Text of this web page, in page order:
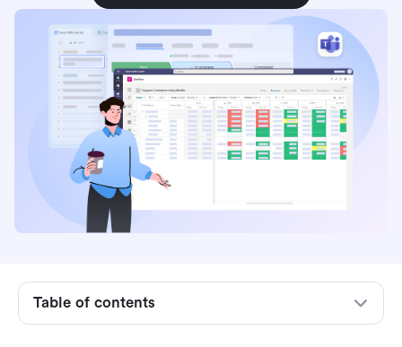
Table of contents
O que é gerenciamento de projetos com o
Microsoft Teams?
Principais recursos para gerenciamento de
projetos dentro do Teams
Como configurar o Microsoft Teams para
gerenciamento de projetos
projetos do Microsoft Teams
Aplicativos de gerenciamento de projetos do